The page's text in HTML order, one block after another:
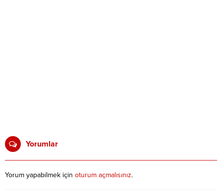
Yorumlar
Yorum yapabilmek için oturum açmalısınız.